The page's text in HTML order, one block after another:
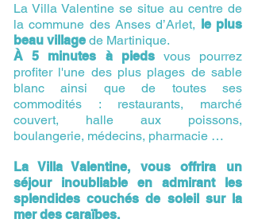
La Villa Valentine se situe au centre de
la commune des Anses d’Arlet, le plus
beau village de Martinique.
À 5 minutes à piedsvous pourrez
profiter l'une des plus plages de sable
blanc ainsi que de toutes ses
commodités : restaurants, marché
couvert, halle aux poissons,
boulangerie, médecins, pharmacie …
La Villa Valentine, vous offrira un
séjour inoubliable en admirant les
splendides couchés de soleil sur la
mer des caraïbes.